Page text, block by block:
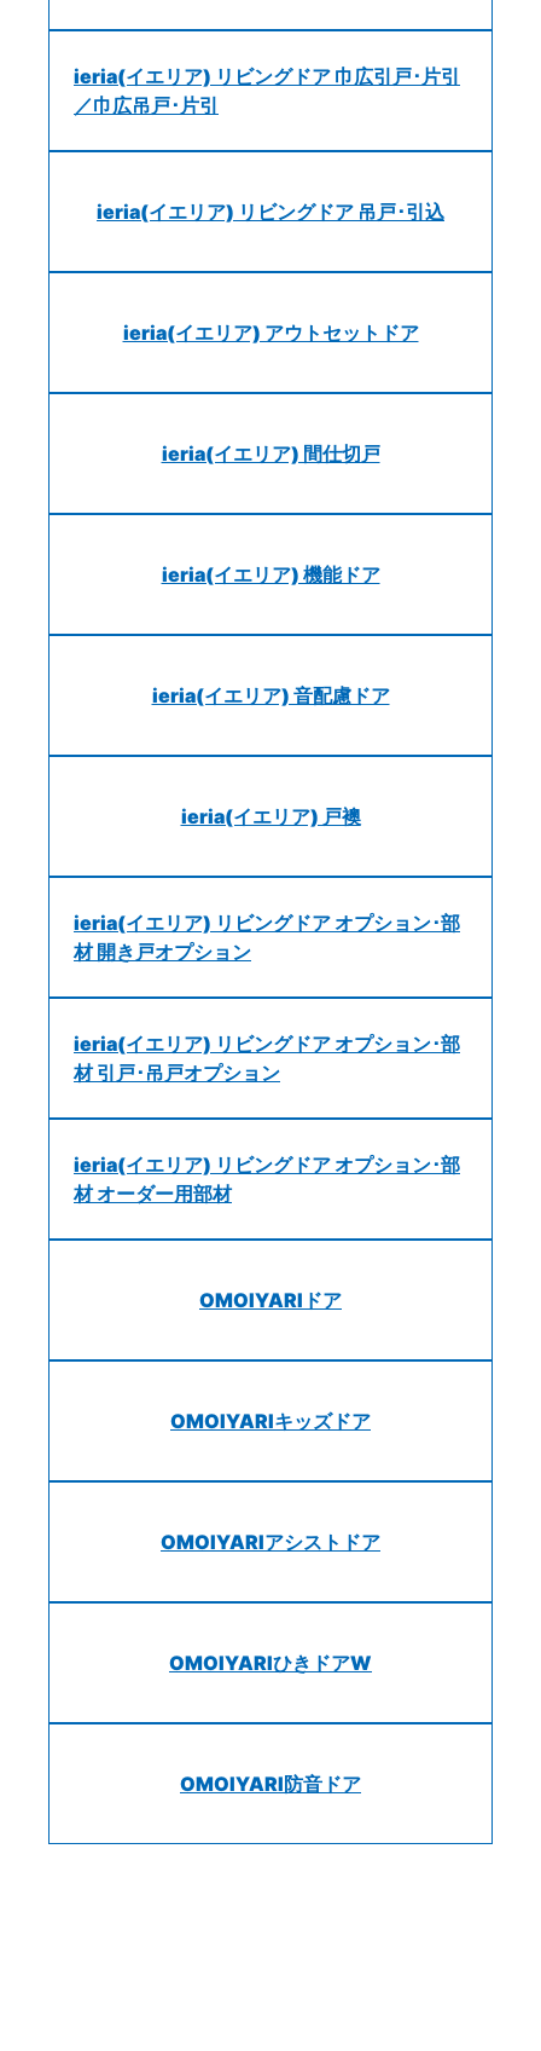
ieria(イエリア) リビングドア 巾広引戸･片引
／巾広吊戸･片引
ieria(イエリア) リビングドア 吊戸･引込
ieria(イエリア) アウトセットドア
ieria(イエリア) 間仕切戸
ieria(イエリア) 機能ドア
ieria(イエリア) 音配慮ドア
ieria(イエリア) 戸襖
ieria(イエリア) リビングドア オプション･部
材 開き戸オプション
ieria(イエリア) リビングドア オプション･部
材 引戸･吊戸オプション
ieria(イエリア) リビングドア オプション･部
材 オーダー用部材
OMOIYARIドア
OMOIYARIキッズドア
OMOIYARIアシストドア
OMOIYARIひきドアW
OMOIYARI防音ドア